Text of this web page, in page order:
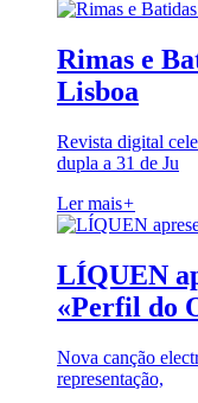
Rimas e
Lisboa
Revista digital
dupla a 31 de Ju
Ler mais+
LÍQUEN
«Perfil do
Nova canção
representação,